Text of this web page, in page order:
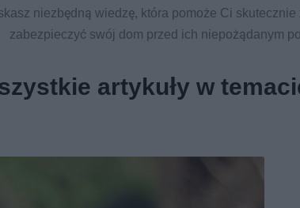
niezbędną wiedzę, która pomoże Ci skutecznie
zabezpieczyć swój dom przed ich niepożądanym
artykuły w